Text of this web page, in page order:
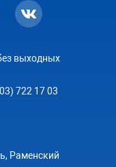
выходных
722 17 03
Раменский